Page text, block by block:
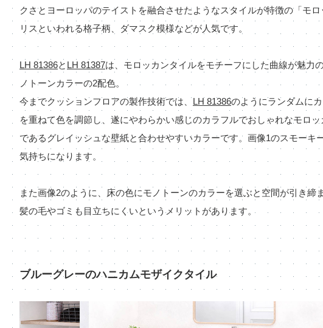
クさとヨーロッパのテイストを融合させたようなスタイルが特徴の「モ
リスといわれる格子柄、ダマスク模様などが人気です。
LH 81386と LH 81387は、モロッカンタイルをモチーフにした曲線が魅力
ノトーンカラーの2配色。
今までクッションフロアの製作技術では、LH 81386のようにランダムに
を重ねて色を調節し、遂にやわらかい感じのカラフルでおしゃれなモロ
であるグレイッシュな壁紙と合わせやすいカラーです。画像1のスモー
気持ちになります。
また画像2のように、床の色にモノトーンのカラーを選ぶと空間が引き
髪の毛やゴミも目立ちにくいというメリットがあります。
ブルーグレーのハニカムモザイクタイル